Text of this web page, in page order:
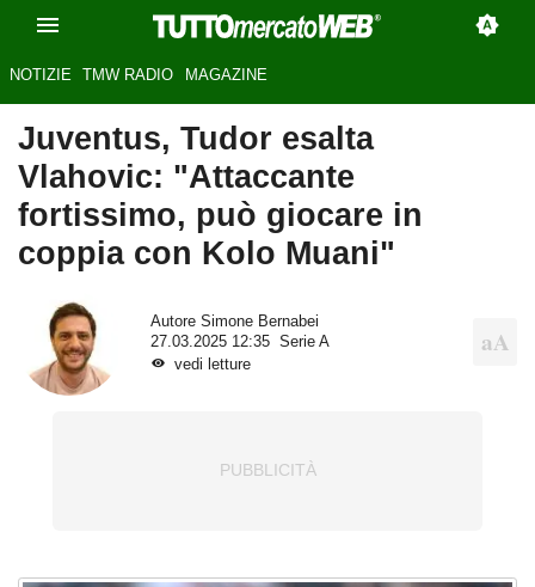
NOTIZIE TMW RADIO MAGAZINE
Juventus, Tudor esalta
Vlahovic: "Attaccante
fortissimo, può giocare in
coppia con Kolo Muani"
Autore Simone Bernabei
27.03.2025 12:35
Serie A
vedi letture